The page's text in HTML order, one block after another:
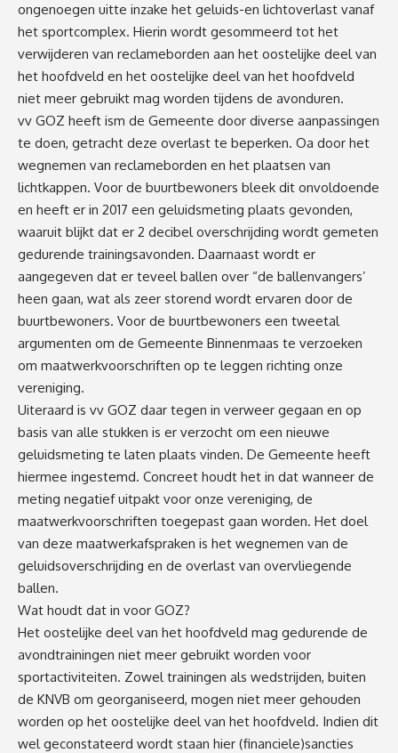
ongenoegen uitte inzake het geluids-en lichtoverlast vanaf
het sportcomplex. Hierin wordt gesommeerd tot het
verwijderen van reclameborden aan het oostelijke deel van
het hoofdveld en het oostelijke deel van het hoofdveld
niet meer gebruikt mag worden tijdens de avonduren.
vv GOZ heeft ism de Gemeente door diverse aanpassingen
te doen, getracht deze overlast te beperken. Oa door het
wegnemen van reclameborden en het plaatsen van
lichtkappen. Voor de buurtbewoners bleek dit onvoldoende
en heeft er in 2017 een geluidsmeting plaats gevonden,
waaruit blijkt dat er 2 decibel overschrijding wordt gemeten
gedurende trainingsavonden. Daarnaast wordt er
aangegeven dat er teveel ballen over “de ballenvangers’
heen gaan, wat als zeer storend wordt ervaren door de
buurtbewoners. Voor de buurtbewoners een tweetal
argumenten om de Gemeente Binnenmaas te verzoeken
om maatwerkvoorschriften op te leggen richting onze
vereniging.
Uiteraard is vv GOZ daar tegen in verweer gegaan en op
basis van alle stukken is er verzocht om een nieuwe
geluidsmeting te laten plaats vinden. De Gemeente heeft
hiermee ingestemd. Concreet houdt het in dat wanneer de
meting negatief uitpakt voor onze vereniging, de
maatwerkvoorschriften toegepast gaan worden. Het doel
van deze maatwerkafspraken is het wegnemen van de
geluidsoverschrijding en de overlast van overvliegende
ballen.
Wat houdt dat in voor GOZ?
Het oostelijke deel van het hoofdveld mag gedurende de
avondtrainingen niet meer gebruikt worden voor
sportactiviteiten. Zowel trainingen als wedstrijden, buiten
de KNVB om georganiseerd, mogen niet meer gehouden
worden op het oostelijke deel van het hoofdveld. Indien dit
wel geconstateerd wordt staan hier (financiele)sancties